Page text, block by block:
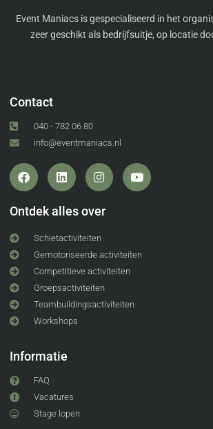
Event Maniacs is gespecialiseerd in het
zeer geschikt als bedrijfsuitje, op locatie
Contact
040 - 782 06 80
info@eventmaniacs.nl
Ontdek alles over
Schietactiviteiten
Gemotoriseerde activiteiten
Competitieve activiteiten
Groepsactiviteiten
Teambuildingsactiviteiten
Workshops
Informatie
FAQ
Vacatures
Stage lopen